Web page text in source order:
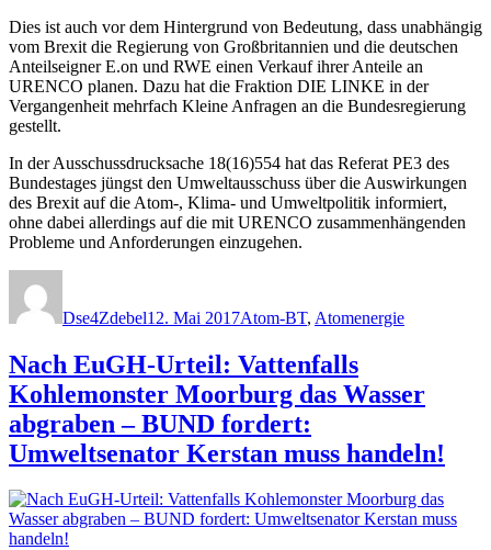
Dies ist auch vor dem Hintergrund von Bedeutung, dass unabhängig
vom Brexit die Regierung von Großbritannien und die deutschen
Anteilseigner E.on und RWE einen Verkauf ihrer Anteile an
URENCO planen. Dazu hat die Fraktion DIE LINKE in der
Vergangenheit mehrfach Kleine Anfragen an die Bundesregierung
gestellt.
In der Ausschussdrucksache 18(16)554 hat das Referat PE3 des
Bundestages jüngst den Umweltausschuss über die Auswirkungen
des Brexit auf die Atom-, Klima- und Umweltpolitik informiert,
ohne dabei allerdings auf die mit URENCO zusammenhängenden
Probleme und Anforderungen einzugehen.
Dse4Zdebel12. Mai 2017Atom-BT, Atomenergie
Nach EuGH-Urteil: Vattenfalls
Kohlemonster Moorburg das Wasser
abgraben – BUND fordert:
Umweltsenator Kerstan muss handeln!